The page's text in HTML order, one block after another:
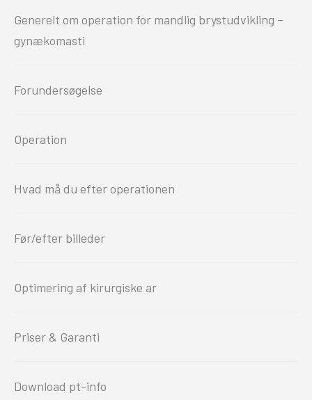
Generelt om operation for mandlig brystudvikling –
gynækomasti
Forundersøgelse
Operation
Hvad må du efter operationen
Før/efter billeder
Optimering af kirurgiske ar
Priser & Garanti
Download pt-info